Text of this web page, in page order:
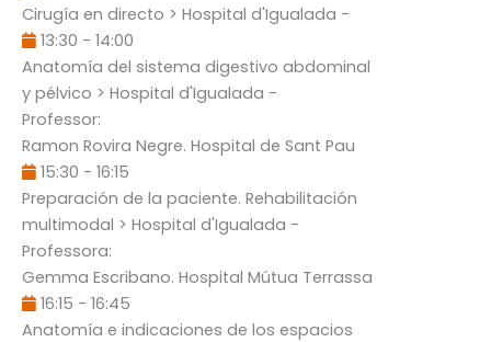
Cirugía en directo > Hospital d'Igualada -
13:30 - 14:00
Anatomía del sistema digestivo abdominal
y pélvico > Hospital d'Igualada -
Professor:
Ramon Rovira Negre. Hospital de Sant Pau
15:30 - 16:15
Preparación de la paciente. Rehabilitación
multimodal > Hospital d'Igualada -
Professora:
Gemma Escribano. Hospital Mútua Terrassa
16:15 - 16:45
Anatomía e indicaciones de los espacios